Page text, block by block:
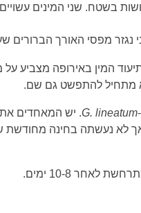
בשטח. שני המינים
מתחיל להתפשט גם שם.
G. lineatum
לא נעשתה בחינה מחודשת